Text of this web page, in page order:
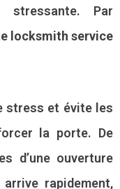
Par
locksmith service
stress et évite les
la porte. De
d’une ouverture
rapidement,